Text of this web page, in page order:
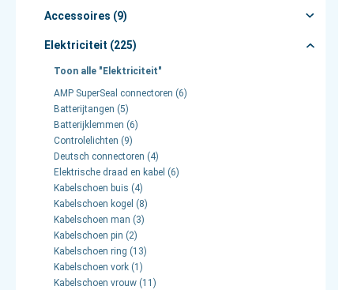
Accessoires (9)
Elektriciteit (225)
Toon alle "Elektriciteit"
AMP SuperSeal connectoren (6)
Batterijtangen (5)
Batterijklemmen (6)
Controlelichten (9)
Deutsch connectoren (4)
Elektrische draad en kabel (6)
Kabelschoen buis (4)
Kabelschoen kogel (8)
Kabelschoen man (3)
Kabelschoen pin (2)
Kabelschoen ring (13)
Kabelschoen vork (1)
Kabelschoen vrouw (11)